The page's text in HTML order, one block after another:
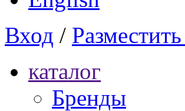
Вход /
каталог
Бренды